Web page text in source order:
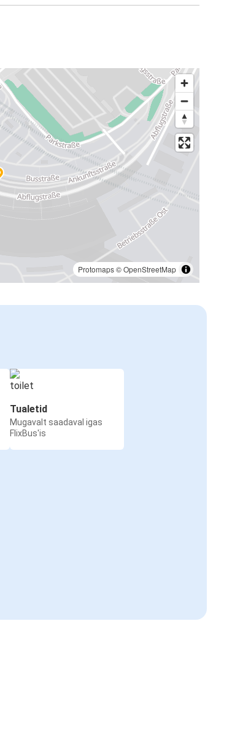
Protomaps©OpenStreetMap
Tualetid
Mugavalt saadaval igas
FlixBus'is